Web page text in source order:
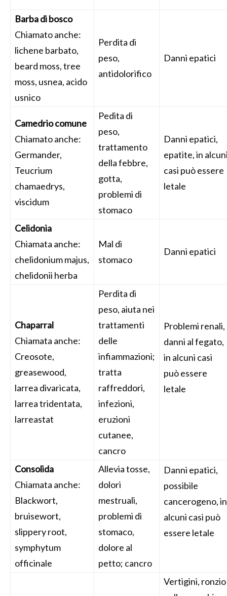
Barba di bosco
Chiamato anche:
lichene barbato,
beard moss, tree
moss, usnea, acido
usnico
Perdita di
peso,
antidolorifico
Danni epatici
Camedrio comune
Chiamato anche:
Germander,
Teucrium
chamaedrys,
viscidum
Pedita di
peso,
trattamento
della febbre,
gotta,
problemi di
stomaco
Danni epatici,
epatite, in
casi può essere
letale
Celidonia
Chiamata anche:
chelidonium majus,
chelidonii herba
Mal di
stomaco
Danni epatici
Chaparral
Chiamata anche:
Creosote,
greasewood,
larrea divaricata,
larrea tridentata,
larreastat
Perdita di
peso, aiuta nei
trattamenti
delle
infiammazioni;
tratta
raffreddori,
infezioni,
eruzioni
cutanee,
cancro
Problemi renali,
danni al fegato,
in alcuni casi
può essere
letale
Consolida
Chiamata anche:
Blackwort,
bruisewort,
slippery root,
symphytum
officinale
Allevia tosse,
dolori
mestruali,
problemi di
stomaco,
dolore al
petto; cancro
Danni epatici,
possibile
cancerogeno, in
alcuni casi può
essere letale
Vertigini, ronzio